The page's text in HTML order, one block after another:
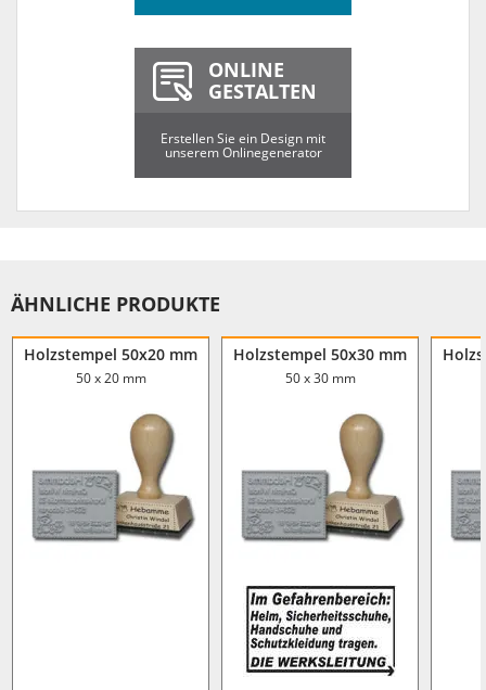
ONLINE
GESTALTEN
Erstellen Sie ein Design mit
unserem Onlinegenerator
ÄHNLICHE PRODUKTE
Holzstempel 50x20 mm
50 x 20 mm
Holzstempel 50x30 mm
50 x 30 mm